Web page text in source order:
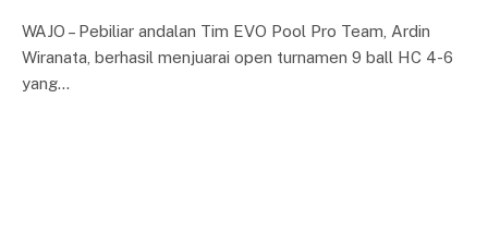
WAJO – Pebiliar andalan Tim EVO Pool Pro Team, Ardin
Wiranata, berhasil menjuarai open turnamen 9 ball HC 4-6
yang…